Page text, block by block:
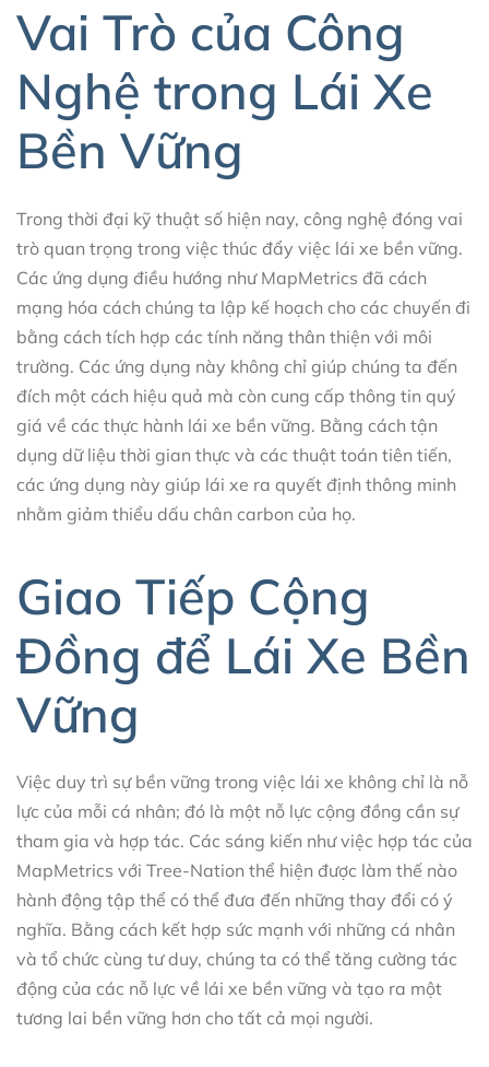
Vai Trò của Công
Nghệ trong Lái Xe
Bền Vững
Trong thời đại kỹ thuật số hiện nay, công nghệ đóng vai
trò quan trọng trong việc thúc đẩy việc lái xe bền vững.
Các ứng dụng điều hướng như MapMetrics đã cách
mạng hóa cách chúng ta lập kế hoạch cho các chuyến đi
bằng cách tích hợp các tính năng thân thiện với môi
trường. Các ứng dụng này không chỉ giúp chúng ta đến
đích một cách hiệu quả mà còn cung cấp thông tin quý
giá về các thực hành lái xe bền vững. Bằng cách tận
dụng dữ liệu thời gian thực và các thuật toán tiên tiến,
các ứng dụng này giúp lái xe ra quyết định thông minh
nhằm giảm thiểu dấu chân carbon của họ.
Giao Tiếp Cộng
Đồng để Lái Xe Bền
Vững
Việc duy trì sự bền vững trong việc lái xe không chỉ là nỗ
lực của mỗi cá nhân; đó là một nỗ lực cộng đồng cần sự
tham gia và hợp tác. Các sáng kiến như việc hợp tác của
MapMetrics với Tree-Nation thể hiện được làm thế nào
hành động tập thể có thể đưa đến những thay đổi có ý
nghĩa. Bằng cách kết hợp sức mạnh với những cá nhân
và tổ chức cùng tư duy, chúng ta có thể tăng cường tác
động của các nỗ lực về lái xe bền vững và tạo ra một
tương lai bền vững hơn cho tất cả mọi người.